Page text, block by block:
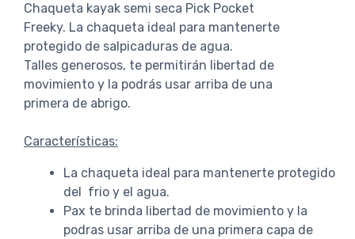
Chaqueta kayak semi seca Pick Pocket
Freeky. La chaqueta ideal para mantenerte
protegido de salpicaduras de agua.
Talles generosos, te permitirán libertad de
movimiento y la podrás usar arriba de una
primera de abrigo.
Características:
La chaqueta ideal para mantenerte protegido
del frio y el agua.
Pax te brinda libertad de movimiento y la
podras usar arriba de una primera capa de